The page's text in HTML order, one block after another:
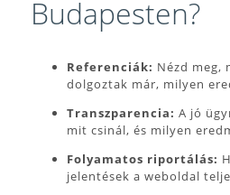
Budapesten?
Referenciák: Nézd meg,
dolgoztak már, milyen
Transzparencia: A jó
mit csinál, és milyen
Folyamatos riportálás:
jelentések a weboldal